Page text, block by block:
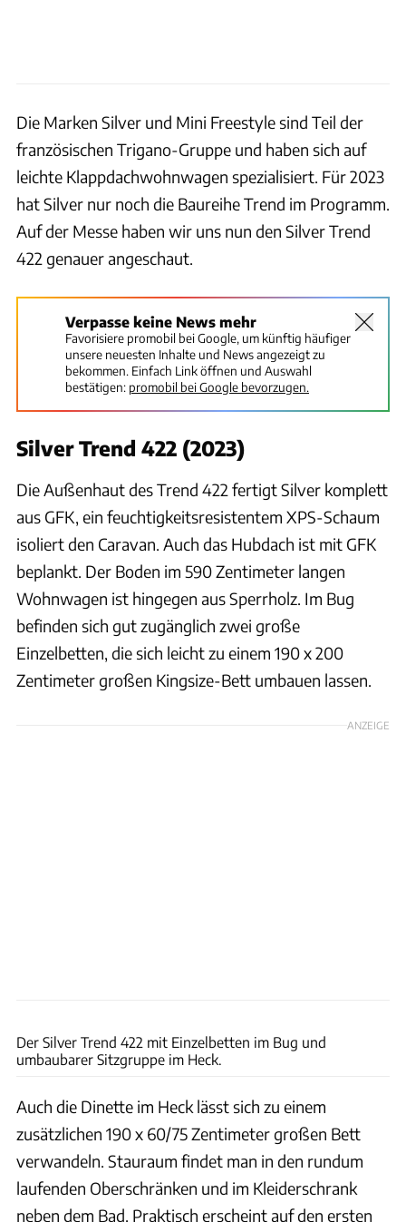
Die Marken Silver und Mini Freestyle sind Teil der
französischen Trigano-Gruppe und haben sich auf
leichte Klappdachwohnwagen spezialisiert. Für 2023
hat Silver nur noch die Baureihe Trend im Programm.
Auf der Messe haben wir uns nun den Silver Trend
422 genauer angeschaut.
Verpasse keine News mehr
Favorisiere promobil bei Google, um künftig häufiger
unsere neuesten Inhalte und News angezeigt zu
bekommen. Einfach Link öffnen und Auswahl
bestätigen: promobil bei Google bevorzugen.
Silver Trend 422 (2023)
Die Außenhaut des Trend 422 fertigt Silver komplett
aus GFK, ein feuchtigkeitsresistentem XPS-Schaum
isoliert den Caravan. Auch das Hubdach ist mit GFK
beplankt. Der Boden im 590 Zentimeter langen
Wohnwagen ist hingegen aus Sperrholz. Im Bug
befinden sich gut zugänglich zwei große
Einzelbetten, die sich leicht zu einem 190 x 200
Zentimeter großen Kingsize-Bett umbauen lassen.
ANZEIGE
Der Silver Trend 422 mit Einzelbetten im Bug und
umbaubarer Sitzgruppe im Heck.
Auch die Dinette im Heck lässt sich zu einem
zusätzlichen 190 x 60/75 Zentimeter großen Bett
verwandeln. Stauraum findet man in den rundum
laufenden Oberschränken und im Kleiderschrank
neben dem Bad. Praktisch erscheint auf den ersten